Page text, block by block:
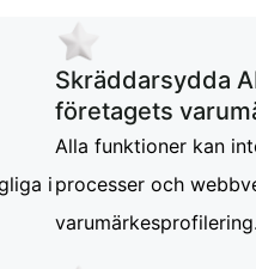
i
Skräddarsydda
företagets
Alla funktioner kan
processer och
varumärkesprofilering.